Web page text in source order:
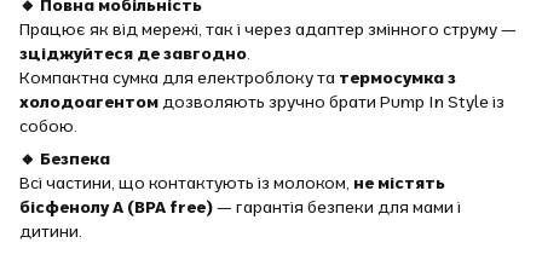
🔸 Повна мобільність
Працює як від мережі, так і через адаптер змінного струму —
зціджуйтеся де завгодно.
Компактна сумка для електроблоку та термосумка з
холодоагентом дозволяють зручно брати Pump In Style із
собою.
🔸 Безпека
Всі частини, що контактують із молоком, не містять
бісфенолу А (BPA free)— гарантія безпеки для мами і
дитини.